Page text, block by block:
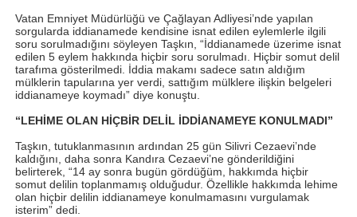
Vatan Emniyet Müdürlüğü ve Çağlayan Adliyesi’nde yapılan
sorgularda iddianamede kendisine isnat edilen eylemlerle ilgili
soru sorulmadığını söyleyen Taşkın, “İddianamede üzerime isnat
edilen 5 eylem hakkında hiçbir soru sorulmadı. Hiçbir somut delil
tarafıma gösterilmedi. İddia makamı sadece satın aldığım
mülklerin tapularına yer verdi, sattığım mülklere ilişkin belgeleri
iddianameye koymadı” diye konuştu.
“LEHİME OLAN HİÇBİR DELİL İDDİANAMEYE KONULMADI”
Taşkın, tutuklanmasının ardından 25 gün Silivri Cezaevi’nde
kaldığını, daha sonra Kandıra Cezaevi’ne gönderildiğini
belirterek, “14 ay sonra bugün gördüğüm, hakkımda hiçbir
somut delilin toplanmamış olduğudur. Özellikle hakkımda lehime
olan hiçbir delilin iddianameye konulmamasını vurgulamak
isterim” dedi.